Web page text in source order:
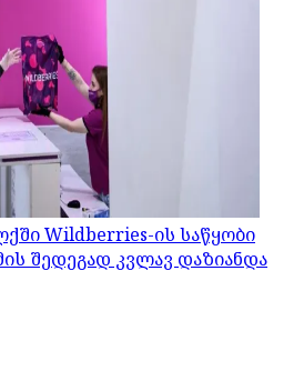
Wildberries-ის საწყობი
შედეგად კვლავ დაზიანდა